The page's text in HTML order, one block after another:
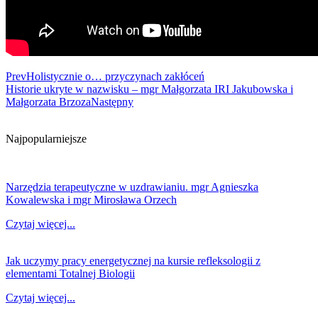
PrevHolistycznie o… przyczynach zakłóceń
Historie ukryte w nazwisku – mgr Małgorzata IRI Jakubowska i
Małgorzata BrzozaNastępny
Najpopularniejsze
Narzędzia terapeutyczne w uzdrawianiu. mgr Agnieszka
Kowalewska i mgr Mirosława Orzech
Czytaj więcej...
Jak uczymy pracy energetycznej na kursie refleksologii z
elementami Totalnej Biologii
Czytaj więcej...